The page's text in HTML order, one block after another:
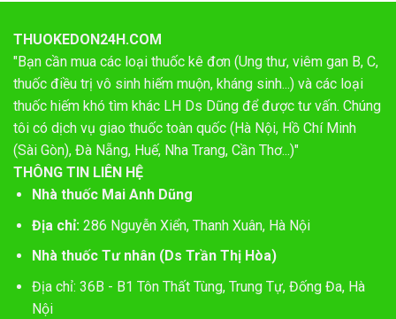
THUOKEDON24H.COM
"Bạn cần mua các loại thuốc kê đơn (Ung thư, viêm gan B, C,
thuốc điều trị vô sinh hiếm muộn, kháng sinh...) và các loại
thuốc hiếm khó tìm khác LH Ds Dũng để được tư vấn. Chúng
tôi có dịch vụ giao thuốc toàn quốc (Hà Nội, Hồ Chí Minh
(Sài Gòn), Đà Nẵng, Huế, Nha Trang, Cần Thơ...)"
THÔNG TIN LIÊN HỆ
Nhà thuốc Mai Anh Dũng
Địa chỉ:286 Nguyễn Xiển, Thanh Xuân, Hà Nội
Nhà thuốc Tư nhân (Ds Trần Thị Hòa)
Địa chỉ: 36B - B1 Tôn Thất Tùng, Trung Tự, Đống Đa, Hà
Nội